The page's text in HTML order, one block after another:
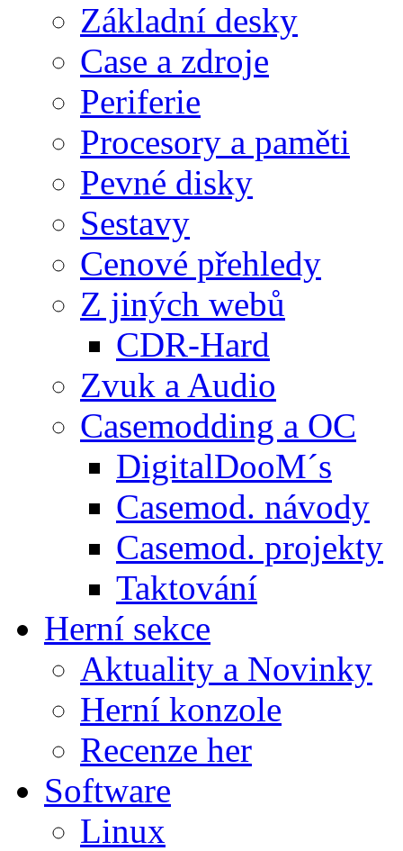
Základní desky
Case a zdroje
Periferie
Procesory a paměti
Pevné disky
Sestavy
Cenové přehledy
Z jiných webů
CDR-Hard
Zvuk a Audio
Casemodding a OC
DigitalDooM´s
Casemod. návody
Casemod. projekty
Taktování
Herní sekce
Aktuality a Novinky
Herní konzole
Recenze her
Software
Linux